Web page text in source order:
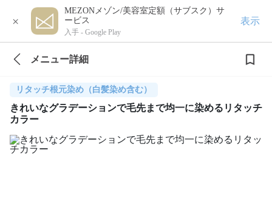
×
MEZONメゾン/美容室定額（サブスク）サ
ービス
入手 - Google Play
表示
メニュー詳細
リタッチ根元染め（白髪染め含む）
きれいなグラデーションで毛先まで均一に染めるリタッチ
カラー